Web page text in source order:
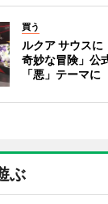
買う
ルクア サウスに
奇妙な冒険」公
「悪」テーマに
ぶ